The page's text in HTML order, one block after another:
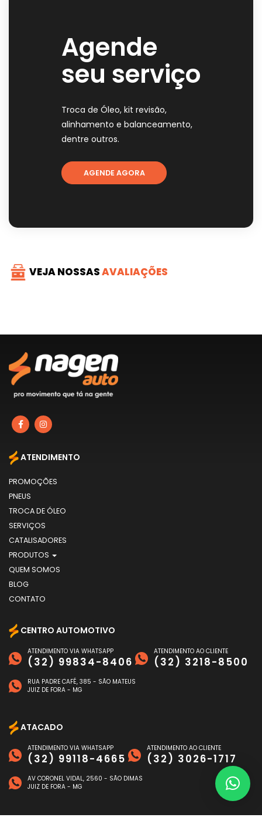
Agende
seu serviço
Troca de Óleo, kit revisão,
alinhamento e balanceamento,
dentre outros.
AGENDE AGORA
VEJA NOSSASAVALIAÇÕES
ATENDIMENTO
PROMOÇÕES
PNEUS
TROCA DE ÓLEO
SERVIÇOS
CATALISADORES
PRODUTOS
QUEM SOMOS
BLOG
CONTATO
CENTRO AUTOMOTIVO
ATENDIMENTO VIA WHATSAPP
(32) 99834-8406
ATENDIMENTO AO CLIENTE
(32) 3218-8500
RUA PADRE CAFÉ, 385 - SÃO MATEUS
JUIZ DE FORA - MG
ATACADO
ATENDIMENTO VIA WHATSAPP
(32) 99118-4665
ATENDIMENTO AO CLIENTE
(32) 3026-1717
AV CORONEL VIDAL, 2560 - SÃO DIMAS
JUIZ DE FORA - MG